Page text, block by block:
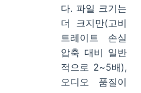
다. 파일 크기는
더 크지만(고비
트레이트 손실
압축 대비 일반
적으로 2~5배),
오디오 품질이